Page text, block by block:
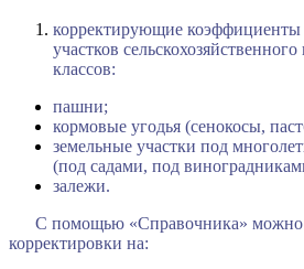
корректирующие коэффициенты
участков
классов:
пашни;
кормовые угодья (сенокосы,
земельные участки под
(под садами, под
залежи.
С помощью «Справочника» можно
корректировки на: